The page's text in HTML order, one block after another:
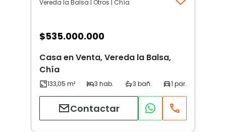
Vereda la Balsa | Otros | Chía
$535.000.000
Casa en Venta, Vereda la Balsa,
Chía
Contactar